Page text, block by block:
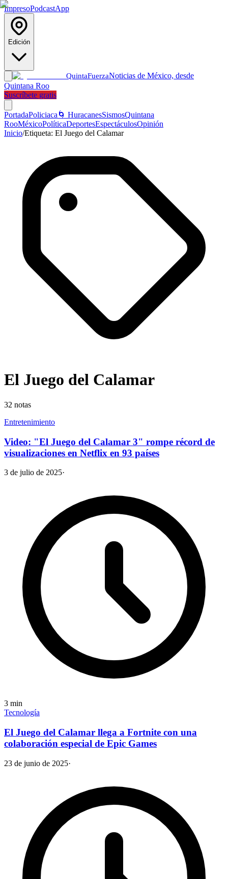
ImpresoPodcastApp
Edición
QuintaFuerzaNoticias de México, desde
Quintana Roo
Suscríbete gratis
PortadaPoliciaca 🌀 HuracanesSismosQuintana
RooMéxicoPolíticaDeportesEspectáculosOpinión
Inicio/Etiqueta: El Juego del Calamar
El Juego del Calamar
32 notas
Entretenimiento
Video: "El Juego del Calamar 3" rompe récord de
visualizaciones en Netflix en 93 países
3 de julio de 2025·
3 min
Tecnología
El Juego del Calamar llega a Fortnite con una
colaboración especial de Epic Games
23 de junio de 2025·